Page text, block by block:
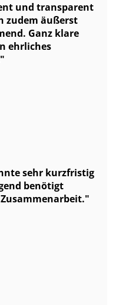
und transparent
zudem äußerst
Ganz klare
ehrliches
sehr kurzfristig
benötigt